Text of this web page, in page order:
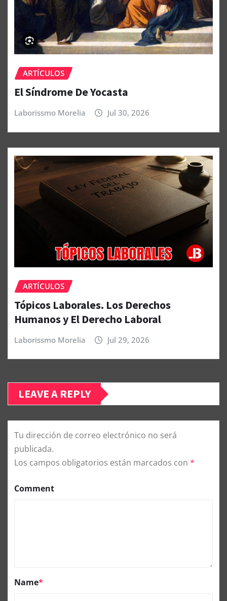
ARTÍCULOS
El Síndrome De Yocasta
Laborissmo Morelia Jul 30, 2026
ARTÍCULOS
Tópicos Laborales. Los Derechos
Humanos y El Derecho Laboral
Laborissmo Morelia Jul 29, 2026
LEAVE A REPLY
Tu dirección de correo electrónico no será
publicada.
Los campos obligatorios están marcados con *
Comment
Name*